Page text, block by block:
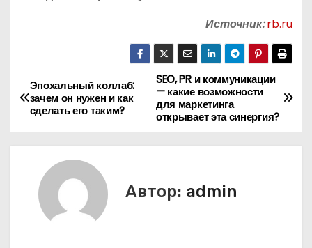
Источник: rb.ru
Н
а
в
SEO, PR и коммуникации
— какие возможности
для маркетинга
открывает эта синергия?
Эпохальный коллаб:
зачем он нужен и как
сделать его таким?
Автор: admin